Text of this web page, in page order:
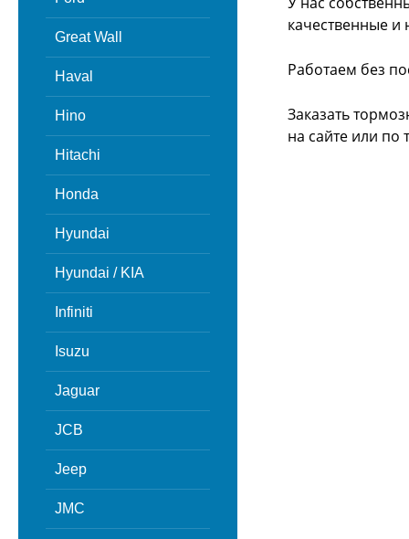
Great Wall
Haval
Hino
Hitachi
Honda
Hyundai
Hyundai / KIA
Infiniti
Isuzu
Jaguar
JCB
Jeep
JMC
качественные и
Работаем без
Заказать
на сайте или по